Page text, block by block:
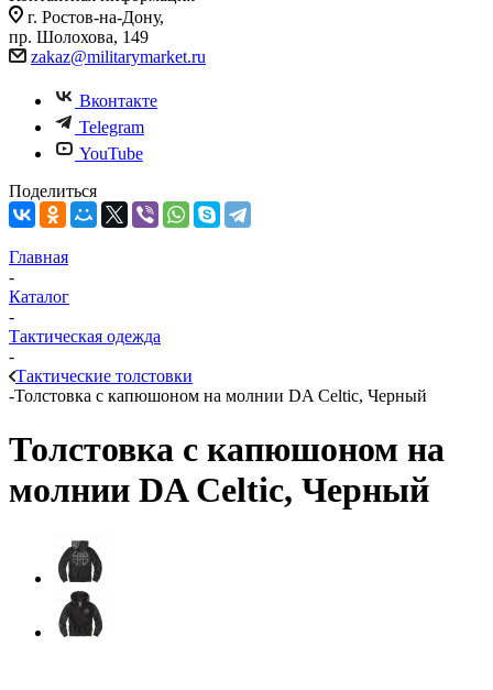
г. Ростов-на-Дону,
пр. Шолохова, 149
zakaz@militarymarket.ru
Вконтакте
Telegram
YouTube
Поделиться
Главная
-
Каталог
-
Тактическая одежда
-
Тактические толстовки
-Толстовка с капюшоном на молнии DA Celtic, Черный
Толстовка с капюшоном на
молнии DA Celtic, Черный